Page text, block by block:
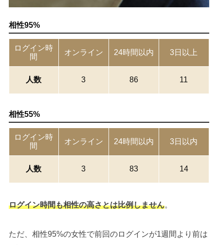
相性95%
ログイン時
間
オンライン 24時間以内 3日以上
人数 3 86 11
相性55%
ログイン時
間
オンライン 24時間以内 3日以内
人数 3 83 14
ログイン時間も相性の高さとは比例しません。
ただ、相性95%の女性で前回のログインが1週間より前は